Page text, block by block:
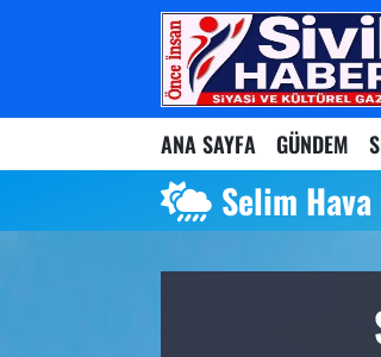
ANA SAYFA GÜNDEM
Selim
Nöbetçi Eczaneler
Hava Durumu
Namaz Vakitleri
Trafik Durumu